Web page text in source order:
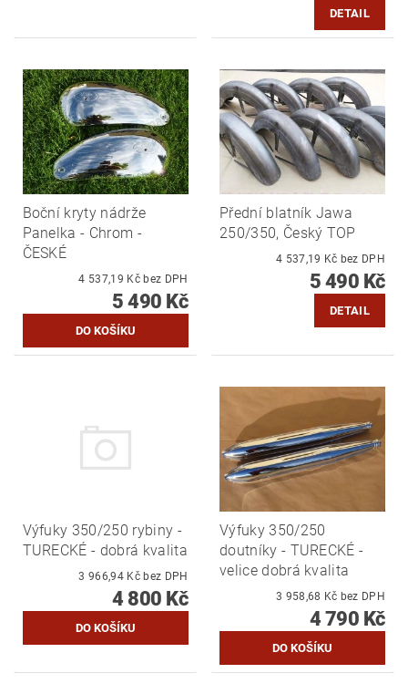
DETAIL
Boční kryty nádrže
Panelka - Chrom -
ČESKÉ
4 537,19 Kč bez DPH
5 490 Kč
Přední blatník Jawa
250/350, Český TOP
4 537,19 Kč bez DPH
5 490 Kč
DETAIL
Výfuky 350/250 rybiny -
TURECKÉ - dobrá kvalita
3 966,94 Kč bez DPH
4 800 Kč
Výfuky 350/250
doutníky - TURECKÉ -
velice dobrá kvalita
3 958,68 Kč bez DPH
4 790 Kč